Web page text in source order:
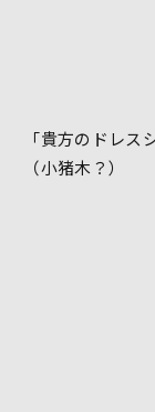
「貴方のドレ
（小猪木？）